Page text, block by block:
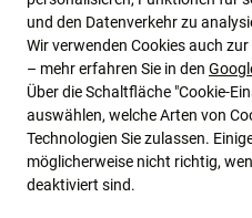
Originalaussehen des
Im Set enthalten
Rückgehäuse mit
Metallplatte
Rückkameraobjektiv
und den Datenverkehr zu
Wir verwenden Cookies auch
– mehr erfahren Sie in den
Über die Schaltfläche "Cookie-
auswählen, welche Arten von
Technologien Sie zulassen.
möglicherweise nicht richtig,
deaktiviert sind.